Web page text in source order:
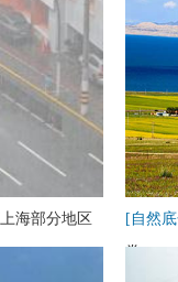
海部分地区
[自然
卷